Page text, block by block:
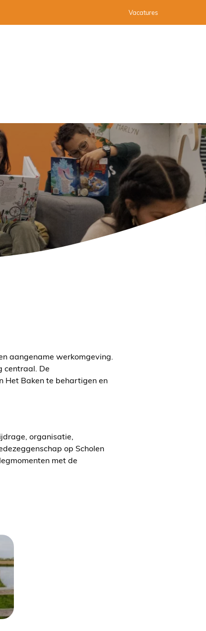
Vacatures
aangename werkomgeving.
centraal. De
Het Baken te behartigen en
organisatie,
op Scholen
met de